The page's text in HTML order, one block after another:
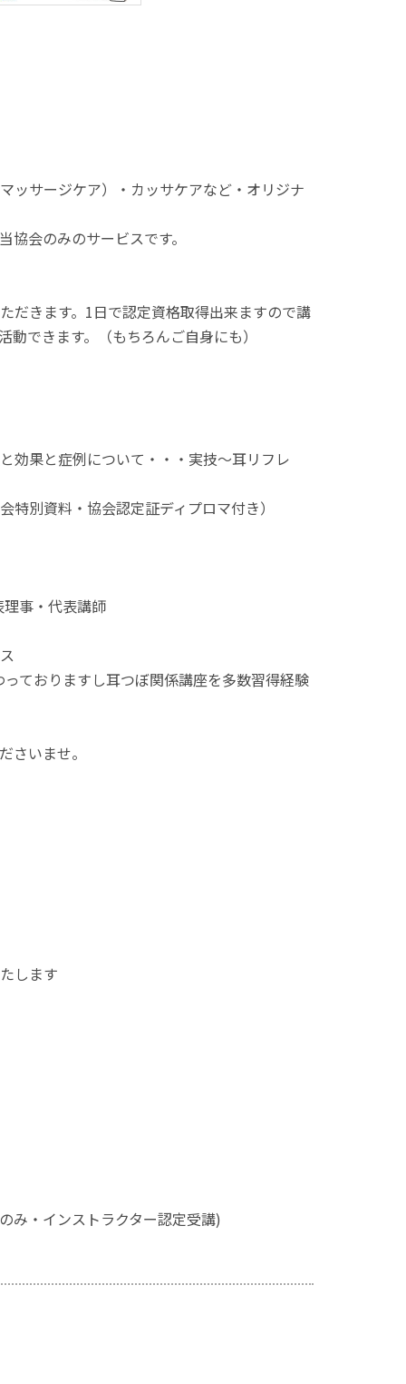
ッサージケア）・カッサケアなど・オリジナ
会のみのサービスです。
だきます。1日で認定資格取得出来ますので講
できます。（もちろんご自身にも）
効果と症例について・・・実技～耳リフレ
別資料・協会認定証ディプロマ付き）
事・代表講師
ておりますし耳つぼ関係講座を多数習得経験
さいませ。
します
み・インストラクター認定受講)